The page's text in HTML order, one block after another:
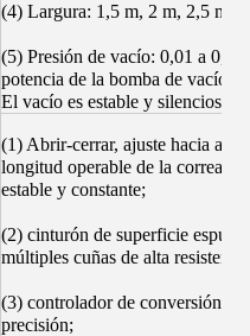
(4) Largura: 1,5 m, 2 m, 2,5 m,
(5) Presión de vacío: 0,01 a
potencia de la bomba de vacío:
El vacío es estable y silencioso.
(1) Abrir-cerrar, ajuste hacia
longitud operable de la correa
estable y constante;
(2) cinturón de superficie
múltiples cuñas de alta
(3) controlador de conversión de
precisión;